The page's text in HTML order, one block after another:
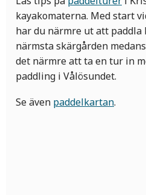
kayakomaterna. Med start
har du närmre ut att paddla
närmsta skärgården
det närmre att ta en tur in
paddling i Vålösundet.
Se även paddelkartan.